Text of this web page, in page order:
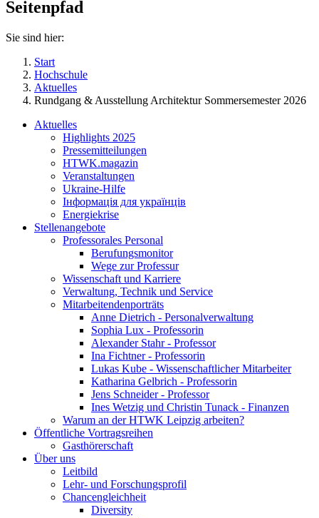
Seitenpfad
Sie sind hier:
Start
Hochschule
Aktuelles
Rundgang & Ausstellung Architektur Sommersemester 2026
Aktuelles
Highlights 2025
Pressemitteilungen
HTWK.magazin
Veranstaltungen
Ukraine-Hilfe
Інформація для українців
Energiekrise
Stellenangebote
Professorales Personal
Berufungsmonitor
Wege zur Professur
Wissenschaft und Karriere
Verwaltung, Technik und Service
Mitarbeitendenporträts
Anne Dietrich - Personalverwaltung
Sophia Lux - Professorin
Alexander Stahr - Professor
Ina Fichtner - Professorin
Lukas Kube - Wissenschaftlicher Mitarbeiter
Katharina Gelbrich - Professorin
Jens Schneider - Professor
Ines Wetzig und Christin Tunack - Finanzen
Warum an der HTWK Leipzig arbeiten?
Öffentliche Vortragsreihen
Gasthörerschaft
Über uns
Leitbild
Lehr- und Forschungsprofil
Chancengleichheit
Diversity